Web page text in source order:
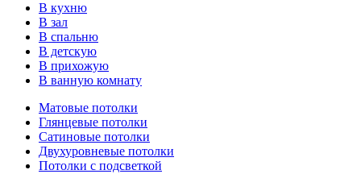
В кухню
В зал
В спальню
В детскую
В прихожую
В ванную комнату
Матовые потолки
Глянцевые потолки
Сатиновые потолки
Двухуровневые потолки
Потолки с подсветкой